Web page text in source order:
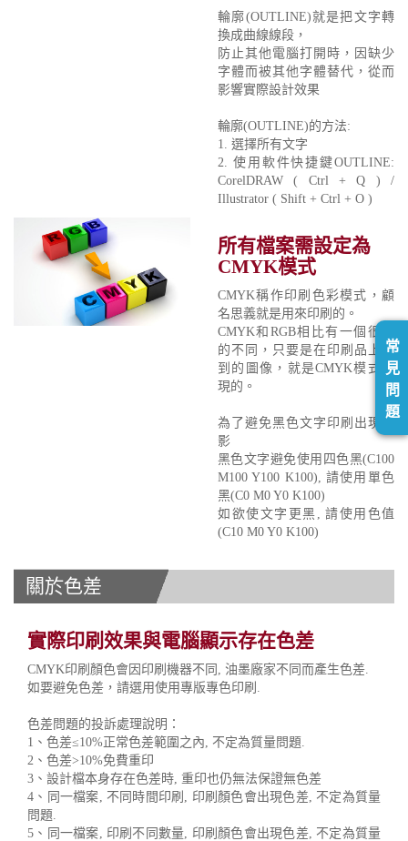
輪廓(OUTLINE)就是把文字轉
換成曲線線段，
防止其他電腦打開時，因缺少
字體而被其他字體替代，從而
影響實際設計效果
輪廓(OUTLINE)的方法:
1. 選擇所有文字
2. 使用軟件快捷鍵OUTLINE:
CorelDRAW ( Ctrl + Q ) /
Illustrator ( Shift + Ctrl + O )
所有檔案需設定為
CMYK模式
CMYK稱作印刷色彩模式，顧
名思義就是用來印刷的。
CMYK和RGB相比有一個很大
的不同，只要是在印刷品上看
到的圖像，就是CMYK模式表
現的。
為了避免黑色文字印刷出現重
影
黑色文字避免使用四色黑(C100
M100 Y100 K100), 請使用單色
黑(C0 M0 Y0 K100)
如欲使文字更黑, 請使用色值
(C10 M0 Y0 K100)
關於色差
實際印刷效果與電腦顯示存在色差
CMYK印刷顏色會因印刷機器不同, 油墨廠家不同而產生色差.
如要避免色差，請選用使用專版專色印刷.
色差問題的投訴處理說明：
1、色差≤10%正常色差範圍之內, 不定為質量問題.
2、色差>10%免費重印
3、設計檔本身存在色差時, 重印也仍無法保證無色差
4、同一檔案, 不同時間印刷, 印刷顏色會出現色差, 不定為質量
問題.
5、同一檔案, 印刷不同數量, 印刷顏色會出現色差, 不定為質量
常
見
問
題